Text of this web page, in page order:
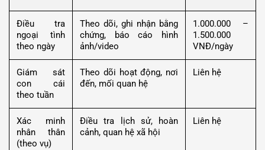
Điều tra
ngoại tình
theo ngày
Theo dõi, ghi nhận bằng
chứng, báo cáo hình
ảnh/video
1.000.000 –
1.500.000
VNĐ/ngày
Giám sát
con cái
theo tuần
Theo dõi hoạt động, nơi
đến, mối quan hệ
Liên hệ
Xác minh
nhân thân
(theo vụ)
Điều tra lịch sử, hoàn
cảnh, quan hệ xã hội
Liên hệ